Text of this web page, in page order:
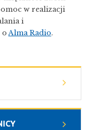
w realizacji
i
oAlma Radio.